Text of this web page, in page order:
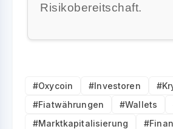
Risikobereitschaft.
#Oxycoin #Investoren
#Fiatwährungen
#Wallets
#Marktkapitalisierung